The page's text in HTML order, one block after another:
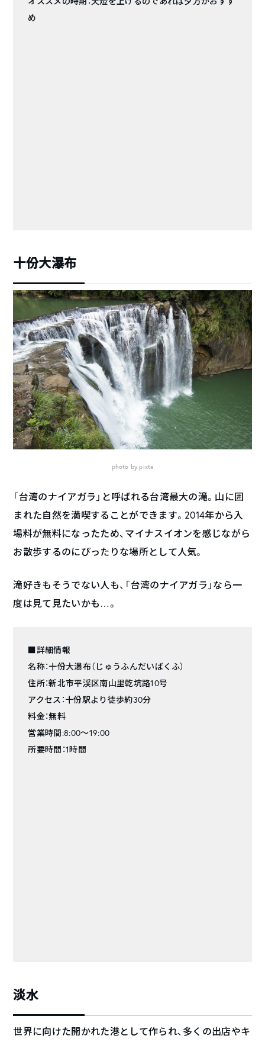
め
十份大瀑布
photo by pixta
「台湾のナイアガラ」と呼ばれる台湾最大の滝。山に囲
まれた自然を満喫することができます。2014年から入
場料が無料になったため、マイナスイオンを感じながら
お散歩するのにぴったりな場所として人気。
滝好きもそうでない人も、「台湾のナイアガラ」なら一
度は見て見たいかも…。
■詳細情報
名称：十份大瀑布（じゅうふんだいばくふ）
住所：新北市平渓区南山里乾坑路10号
アクセス：十份駅より徒歩約30分
料金：無料
営業時間:8:00～19:00
所要時間：1時間
淡水
世界に向けた開かれた港として作られ、多くの出店やキ